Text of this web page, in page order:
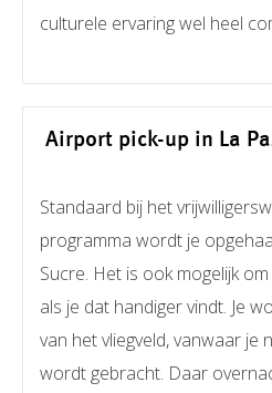
culturele ervaring wel heel
Airport pick-up in La
Standaard bij het
programma wordt je
Sucre. Het is ook mogelijk
als je dat handiger vindt. Je
van het vliegveld, vanwaar je
wordt gebracht. Daar